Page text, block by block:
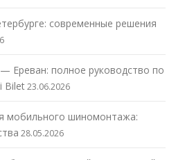
современные решения
Ереван: полное руководство по
Bilet23.06.2026
мобильного шиномонтажа:
28.05.2026